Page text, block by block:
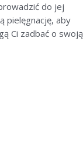
do jej
pielęgnację, aby
Ci zadbać o swoją